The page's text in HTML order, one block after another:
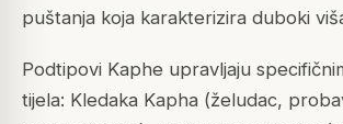
puštanja koja karakterizira duboki
Podtipovi Kaphe upravljaju
tijela: Kledaka Kapha (želudac,